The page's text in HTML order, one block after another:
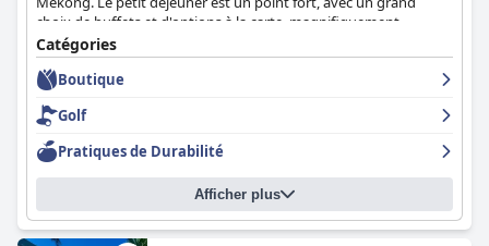
choix de buffets et d'options à la carte, magnifiquement
présentés et préparés avec une grande attention aux détails.
Les chambres sont élégantes et confortables, avec des lits
spacieux et confortables, et l'hôtel accorde une grande
importance à la propreté. Le personnel est régulièrement félicité
pour son amabilité, sa serviabilité et son professionnalisme,
créant une atmosphère accueillante que les clients apprécient.
Dans l'ensemble, leSalana Boutique Hotel
rapport qualité-prix et d'excellents équipements.
Catégories
Boutique
Golf
Pratiques de Durabilité
Afficher plus